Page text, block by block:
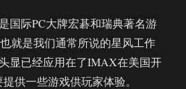
国际PC大牌宏碁和瑞典著名游
也就是我们通常所说的星风工作
显已经应用在了IMAX在美国开
供一些游戏供玩家体验。